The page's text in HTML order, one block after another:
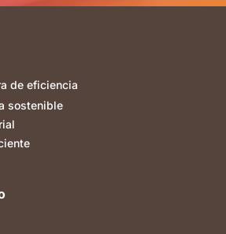
de eficiencia
sostenible